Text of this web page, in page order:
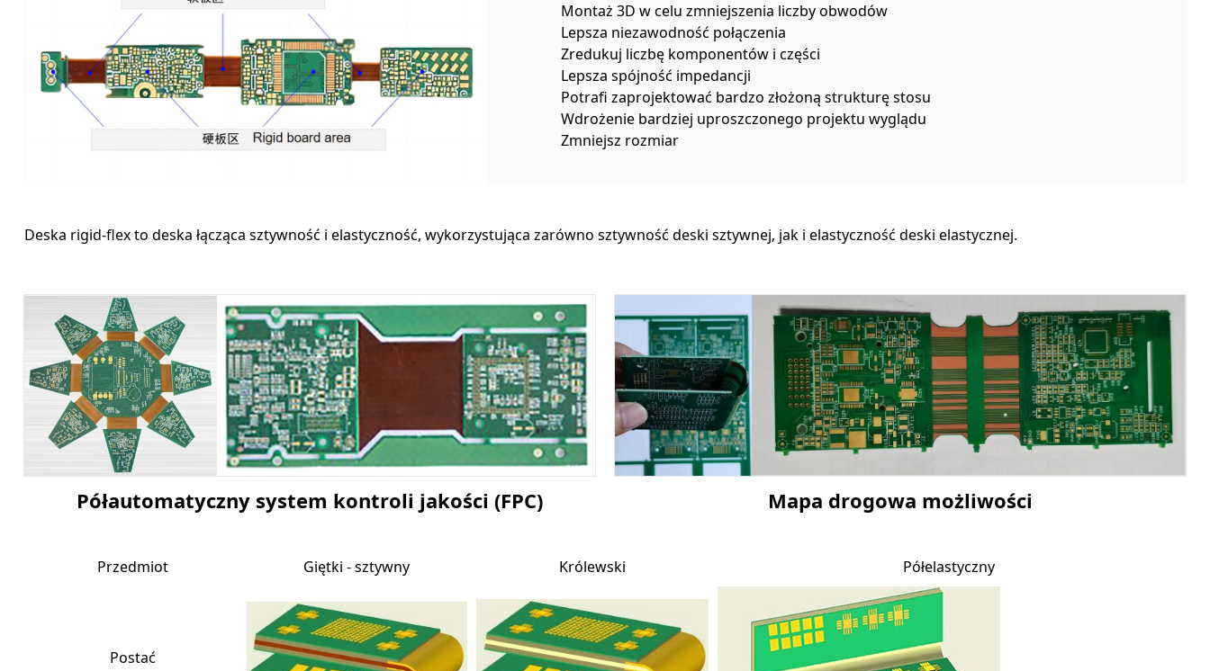
Montaż 3D w celu zmniejszenia liczby obwodów
Lepsza niezawodność połączenia
Zredukuj liczbę komponentów i części
Lepsza spójność impedancji
Potrafi zaprojektować bardzo złożoną strukturę stosu
Wdrożenie bardziej uproszczonego projektu wyglądu
Zmniejsz rozmiar
Deska rigid-flex to deska łącząca sztywność i elastyczność, wykorzystująca zarówno sztywność deski sztywnej, jak i elastyczność deski elastycznej.
Półautomatyczny system kontroli jakości (FPC) Mapa drogowa możliwości
Przedmiot Giętki ‐ sztywny Królewski Półelastyczny
Postać